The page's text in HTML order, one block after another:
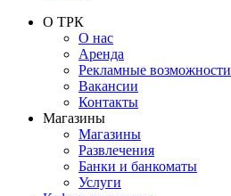
О ТРК
О нас
Аренда
Рекламные возможности
Вакансии
Контакты
Магазины
Магазины
Развлечения
Банки и банкоматы
Услуги